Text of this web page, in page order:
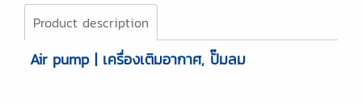
Product description
Air pump | เครื่องเติมอากาศ, ปั๊มลม